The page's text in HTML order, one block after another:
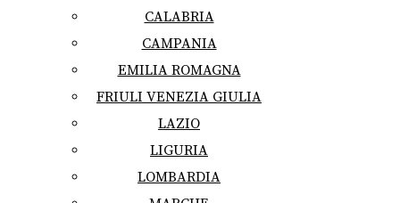
CALABRIA
CAMPANIA
EMILIA ROMAGNA
FRIULI VENEZIA GIULIA
LAZIO
LIGURIA
LOMBARDIA